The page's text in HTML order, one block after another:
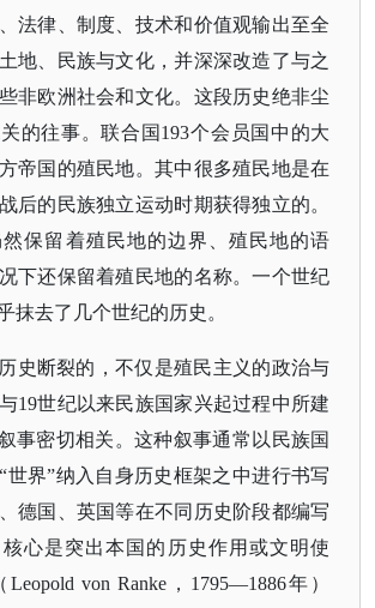
法律、制度、技术和价值观输出至全
地、民族与文化，并深深改造了与之
非欧洲社会和文化。这段历史绝非尘
的往事。联合国193个会员国中的大
帝国的殖民地。其中很多殖民地是在
后的民族独立运动时期获得独立的。
保留着殖民地的边界、殖民地的语
下还保留着殖民地的名称。一个世纪
抹去了几个世纪的历史。
史断裂的，不仅是殖民主义的政治与
19世纪以来民族国家兴起过程中所建
事密切相关。这种叙事通常以民族国
世界”纳入自身历史框架之中进行书写
德国、英国等在不同历史阶段都编写
心是突出本国的历史作用或文明使
von Ranke，1795—1886年）